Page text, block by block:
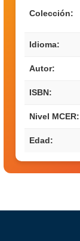
Colección:
Idioma:
Autor:
ISBN:
Nivel MCER:
Edad: